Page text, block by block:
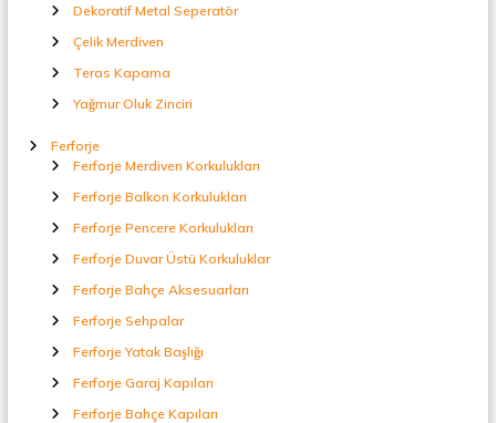
Dekoratif Metal Seperatör
Çelik Merdiven
Teras Kapama
Yağmur Oluk Zinciri
Ferforje
Ferforje Merdiven Korkulukları
Ferforje Balkon Korkulukları
Ferforje Pencere Korkulukları
Ferforje Duvar Üstü Korkuluklar
Ferforje Bahçe Aksesuarları
Ferforje Sehpalar
Ferforje Yatak Başlığı
Ferforje Garaj Kapıları
Ferforje Bahçe Kapıları